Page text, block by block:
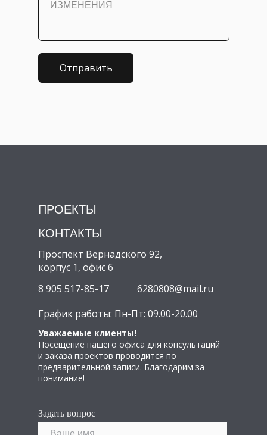
ИЗМЕНЕНИЯ
Отправить
Проспект Вернадского 92,
корпус 1, офис 6
8 905 517-85-17
График работы: Пн-Пт: 09.00-20.00
Уважаемые клиенты!
Посещение нашего офиса для консультаций
и заказа проектов проводится по
предварительной записи. Благодарим за
понимание!
6280808@mail.ru
Задать вопрос
ПРОЕКТЫ
КОНТАКТЫ